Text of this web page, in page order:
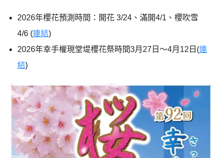
2026年櫻花預測時間：開花 3/24、滿開4/1、櫻吹雪
4/6 (連結)
2026年幸手權現堂堤櫻花祭時間3月27日～4月12日(連
結)